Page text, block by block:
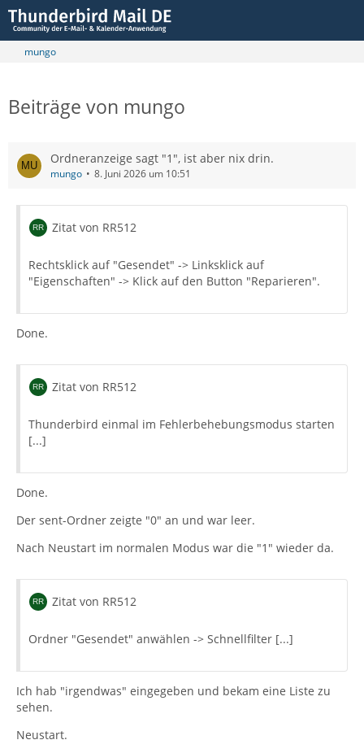
mungo
Beiträge von mungo
Ordneranzeige sagt "1", ist aber nix drin.
mungo 8. Juni 2026 um 10:51
Zitat von RR512
Rechtsklick auf "Gesendet" -> Linksklick auf
"Eigenschaften" -> Klick auf den Button "Reparieren".
Done.
Zitat von RR512
Thunderbird einmal im Fehlerbehebungsmodus starten
[...]
Done.
Der sent-Ordner zeigte "0" an und war leer.
Nach Neustart im normalen Modus war die "1" wieder da.
Zitat von RR512
Ordner "Gesendet" anwählen -> Schnellfilter [...]
Ich hab "irgendwas" eingegeben und bekam eine Liste zu
sehen.
Neustart.